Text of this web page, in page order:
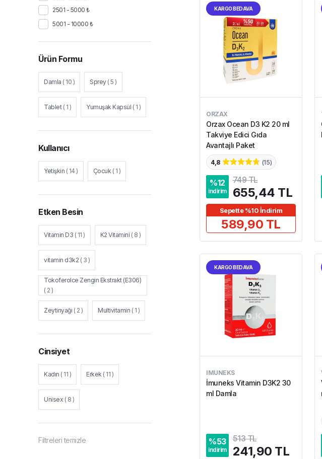
2501 - 5000 ₺
5001 - 10000 ₺
Ürün Formu
Damla ( 10 ) Sprey ( 5 )
Tablet ( 1 ) Yumuşak Kapsül ( 1 )
Kullanıcı
Yetişkin ( 14 ) Çocuk ( 1 )
Etken Besin
Vitamin D3 ( 11 ) K2 Vitamini ( 8 )
vitamin d3k2 ( 3 )
Tokoferolce Zengin Ekstrakt (E306)
( 2 )
Zeytinyağı ( 2 ) Multivitamin ( 1 )
Cinsiyet
Kadın ( 11 ) Erkek ( 11 )
Unisex ( 8 )
Filtreleri temizle
KARGO BEDAVA
ORZAX
Orzax Ocean D3 K2 20 ml
Takviye Edici Gıda
Avantajlı Paket
4,8 (15)
%12
indirim
749 TL
655,44 TL
Sepette %10 İndirim
589,90 TL
KARGO BEDAVA
IMUNEKS
İmuneks Vitamin D3K2 30
ml Damla
%53
indirim
513 TL
241,90 TL